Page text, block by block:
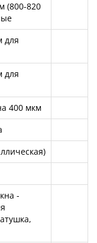
(800-820
для
для
400 мкм
-